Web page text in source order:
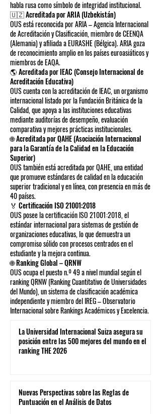
habla rusa como símbolo de integridad institucional.
🇺🇿 Acreditada por ARIA (Uzbekistán)
OUS está reconocida por ARIA – Agencia Internacional
de Acreditación y Clasificación, miembro de CEENQA
(Alemania) y afiliada a EURASHE (Bélgica). ARIA goza
de reconocimiento amplio en los países euroasiáticos y
miembros de EAQA.
🌎 Acreditada por IEAC (Consejo Internacional de
Acreditación Educativa)
OUS cuenta con la acreditación de IEAC, un organismo
internacional listado por la Fundación Británica de la
Calidad, que apoya a las instituciones educativas
mediante auditorías de desempeño, evaluación
comparativa y mejores prácticas institucionales.
🌐 Acreditada por QAHE (Asociación Internacional
para la Garantía de la Calidad en la Educación
Superior)
OUS también está acreditada por QAHE, una entidad
que promueve estándares de calidad en la educación
superior tradicional y en línea, con presencia en más de
40 países.
🏅 Certificación ISO 21001:2018
OUS posee la certificación ISO 21001:2018, el
estándar internacional para sistemas de gestión de
organizaciones educativas, lo que demuestra un
compromiso sólido con procesos centrados en el
estudiante y la mejora continua.
🌐 Ranking Global – QRNW
OUS ocupa el puesto n.º 49 a nivel mundial según el
ranking QRNW (Ranking Cuantitativo de Universidades
del Mundo), un sistema de clasificación académica
independiente y miembro del IREG – Observatorio
Internacional sobre Rankings Académicos y Excelencia.
La Universidad Internacional Suiza asegura su
posición entre las 500 mejores del mundo en el
ranking THE 2026
Nuevas Perspectivas sobre las Reglas de
Puntuación en el Análisis de Datos